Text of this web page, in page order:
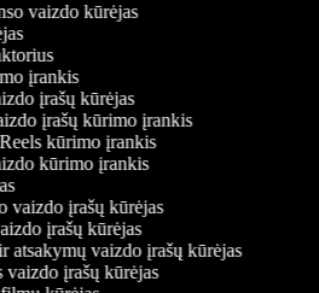
vaizdo kūrėjas
įrankis
įrašų kūrėjas
įrašų kūrimo įrankis
Reels kūrimo įrankis
kūrimo įrankis
vaizdo įrašų kūrėjas
įrašų kūrėjas
atsakymų vaizdo įrašų kūrėjas
vaizdo įrašų kūrėjas